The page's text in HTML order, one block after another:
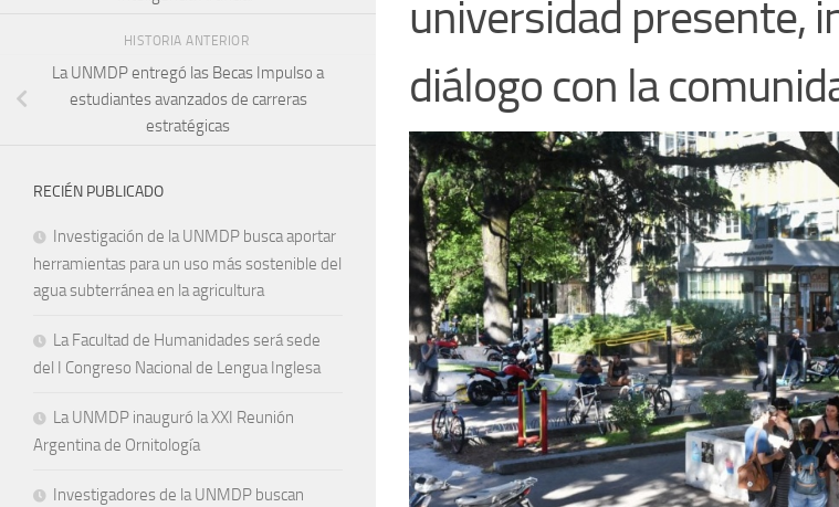
universidad presente,
diálogo con la
HISTORIA ANTERIOR
La UNMDP entregó las Becas Impulso a
estudiantes avanzados de carreras
estratégicas
RECIÉN PUBLICADO
Investigación de la UNMDP busca aportar
herramientas para un uso más sostenible del
agua subterránea en la agricultura
La Facultad de Humanidades será sede
del I Congreso Nacional de Lengua Inglesa
La UNMDP inauguró la XXI Reunión
Argentina de Ornitología
Investigadores de la UNMDP buscan